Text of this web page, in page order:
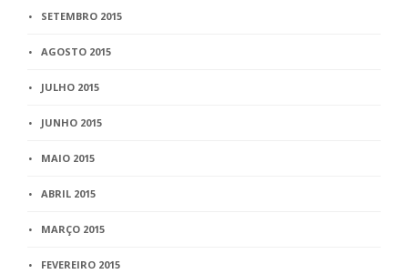
SETEMBRO 2015
AGOSTO 2015
JULHO 2015
JUNHO 2015
MAIO 2015
ABRIL 2015
MARÇO 2015
FEVEREIRO 2015